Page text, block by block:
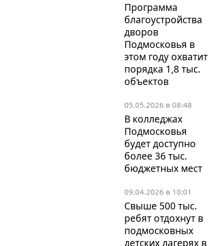
Программа
благоустройства
дворов
Подмосковья в
этом году охватит
порядка 1,8 тыс.
объектов
05.05.2026 в 08:48
В колледжах
Подмосковья
будет доступно
более 36 тыс.
бюджетных мест
09.04.2026 в 10:01
Свыше 500 тыс.
ребят отдохнут в
подмосковных
детских лагерях в